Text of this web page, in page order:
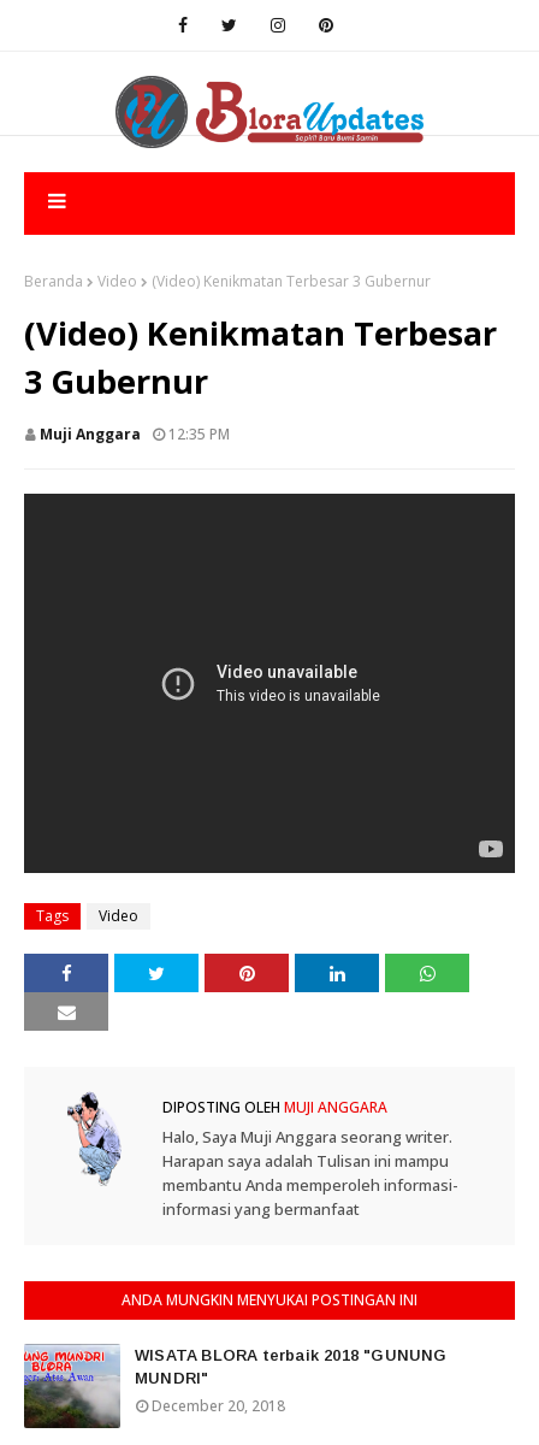
Beranda Video (Video) Kenikmatan Terbesar 3 Gubernur
(Video) Kenikmatan Terbesar
3 Gubernur
Muji Anggara 12:35 PM
Tags Video
DIPOSTING OLEH MUJI ANGGARA
Halo, Saya Muji Anggara seorang writer.
Harapan saya adalah Tulisan ini mampu
membantu Anda memperoleh informasi-
informasi yang bermanfaat
ANDA MUNGKIN MENYUKAI POSTINGAN INI
WISATA BLORA terbaik 2018 "GUNUNG
MUNDRI"
December 20, 2018